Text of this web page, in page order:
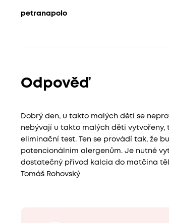
petranapolo
Odpověď
Dobrý den, u takto malých dětí se
nebývají u takto malých děti vytvořeny,
eliminační test. Ten se provádí tak, že
potencionálním alergenům. Je nutné
dostatečný přívod kalcia do matčina
Tomáš Rohovský